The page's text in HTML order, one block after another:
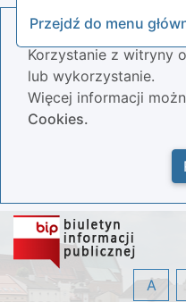
Przejdź do menu
Nasza strona
Korzystanie z witryny
lub wykorzystanie.
Więcej informacji
Cookies.
A